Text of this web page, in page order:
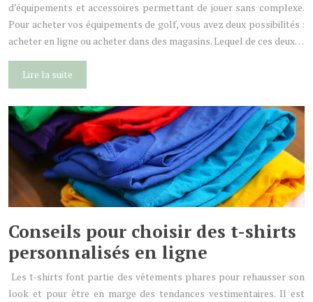
d’équipements et accessoires permettant de jouer sans complexe.
Pour acheter vos équipements de golf, vous avez deux possibilités :
acheter en ligne ou acheter dans des magasins. Lequel de ces deux…
Lire la suite
Conseils pour choisir des t-shirts
personnalisés en ligne
Les t-shirts font partie des vêtements phares pour rehausser son
look et pour être en marge des tendances vestimentaires. Il est